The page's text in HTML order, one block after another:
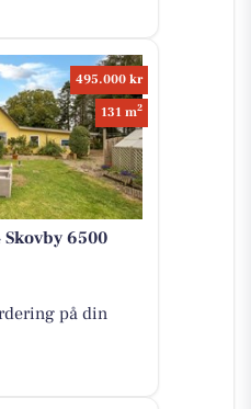
495.000 kr
131 m2
Skovby 6500
på din